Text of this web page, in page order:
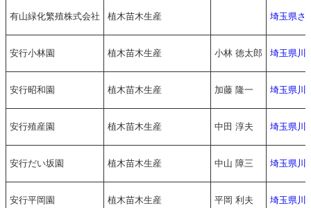
有山緑化繁殖株式会社 植木苗木生産 埼玉県さ
安行小林園 植木苗木生産 小林 徳太郎 埼玉県川
安行昭和園 植木苗木生産 加藤 隆一 埼玉県川
安行殖産園 植木苗木生産 中田 淳夫 埼玉県川
安行だい坂園 植木苗木生産 中山 障三 埼玉県川
安行平岡園 植木苗木生産 平岡 利夫 埼玉県川